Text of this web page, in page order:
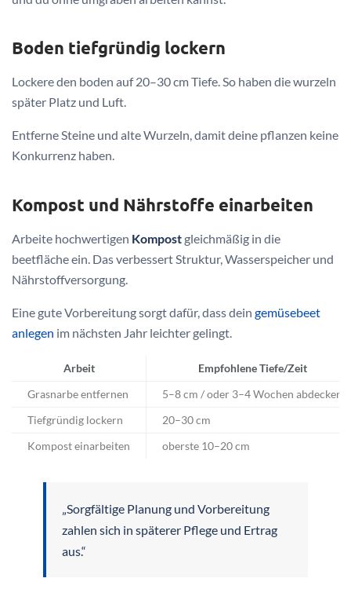
Boden tiefgründig lockern
Lockere den boden auf 20–30 cm Tiefe. So haben die wurzeln
später Platz und Luft.
Entferne Steine und alte Wurzeln, damit deine pflanzen keine
Konkurrenz haben.
Kompost und Nährstoffe einarbeiten
Arbeite hochwertigen Kompost gleichmäßig in die
beetfläche ein. Das verbessert Struktur, Wasserspeicher und
Nährstoffversorgung.
Eine gute Vorbereitung sorgt dafür, dass dein gemüsebeet
anlegen im nächsten Jahr leichter gelingt.
Arbeit Empfohlene Tiefe/Zeit
Grasnarbe entfernen 5–8 cm / oder 3–4 Wochen abdecken
Tiefgründig lockern 20–30 cm
Kompost einarbeiten oberste 10–20 cm
„Sorgfältige Planung und Vorbereitung
zahlen sich in späterer Pflege und Ertrag
aus.“